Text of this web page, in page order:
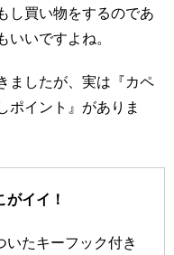
し買い物をするのであ
いですよね。
ましたが、実は『カペ
ポイント』がありま
イイ！
いたキーフック付き